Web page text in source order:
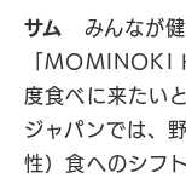
サム
みんなが健
「MOMINOKI
度食べに来たい
ジャパンでは、
性）食へのシフ